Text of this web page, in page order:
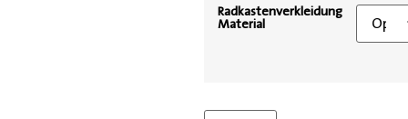
Radkastenverkleidung
Material